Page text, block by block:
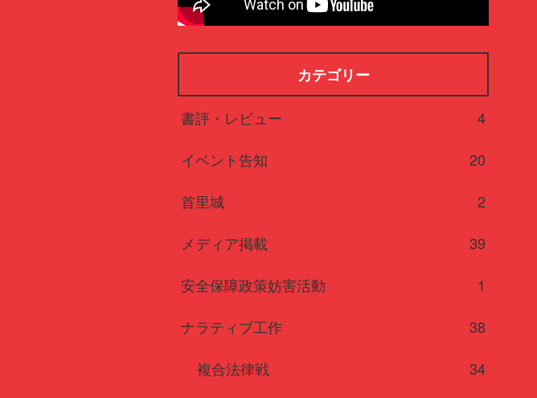
カテゴリー
書評・レビュー
4
イベント告知
20
首里城
2
メディア掲載
39
安全保障政策妨害活動
1
ナラティブ工作
38
複合法律戦
34